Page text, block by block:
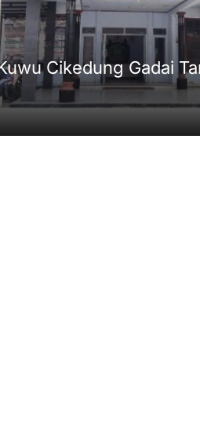
Cikedung Gadai